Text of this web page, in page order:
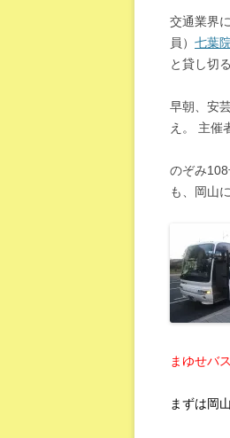
交通業界
員） 七葉
と貸し切
早朝、安
え。 主催
のぞみ
も、岡山
まゆせ
まずは岡